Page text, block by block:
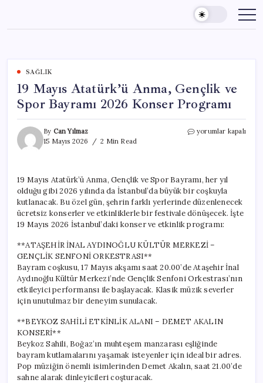
content
SAĞLIK
19 Mayıs Atatürk’ü Anma, Gençlik ve
Spor Bayramı 2026 Konser Programı
By Can Yılmaz
15 Mayıs 2026
2 Min Read
19
ve
Spor
Bayramı
2026
Konser
Programı
için
yorumlar kapalı
19 Mayıs Atatürk’ü Anma, Gençlik ve Spor Bayramı, her yıl
olduğu gibi 2026 yılında da İstanbul’da büyük bir coşkuyla
kutlanacak. Bu özel gün, şehrin farklı yerlerinde düzenlenecek
ücretsiz konserler ve etkinliklerle bir festivale dönüşecek. İşte
19 Mayıs 2026 İstanbul’daki konser ve etkinlik programı:
**ATAŞEHİR İNAL AYDINOĞLU KÜLTÜR MERKEZİ –
GENÇLİK SENFONİ ORKESTRASI**
Bayram coşkusu, 17 Mayıs akşamı saat 20.00’de Ataşehir İnal
Aydınoğlu Kültür Merkezi’nde Gençlik Senfoni Orkestrası’nın
etkileyici performansı ile başlayacak. Klasik müzik severler
için unutulmaz bir deneyim sunulacak.
**BEYKOZ SAHİLİ ETKİNLİK ALANI – DEMET AKALIN
KONSERİ**
Beykoz Sahili, Boğaz’ın muhteşem manzarası eşliğinde
bayram kutlamalarını yaşamak isteyenler için ideal bir adres.
Pop müziğin önemli isimlerinden Demet Akalın, saat 21.00’de
sahne alarak dinleyicileri coşturacak.